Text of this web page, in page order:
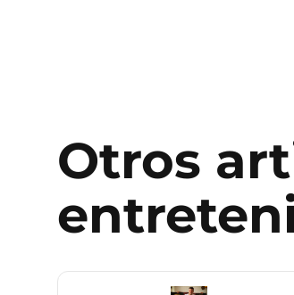
Otros